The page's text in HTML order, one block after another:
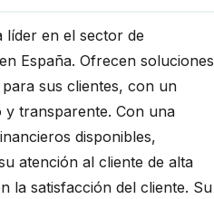
líder en el sector de
España. Ofrecen soluciones
sus clientes, con un
y transparente. Con una
disponibles,
atención al cliente de alta
la satisfacción del cliente. Su